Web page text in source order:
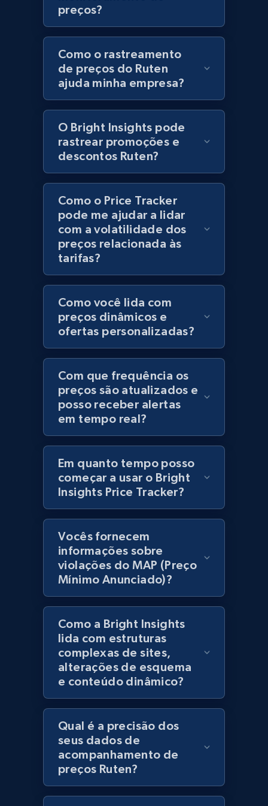
URL, Product id, Title, Product description,
Rating, Reviews count, Initial price, Discount,
and more.
1.3K+ 175+ Comece agora
Zara - Products
Category id, Product id, Product name, Price,
Currency, Colour code, Colour, Description, and
more.
Comece agora
Category id, Product id, Product name, Price,
Currency, Colour code, Colour, Description, and
1.2K+ 208+ Comece agora
Best Buy products
URL, Product id, Title, Images, Final price,
Currency, Discount, Initial price, and more.
1.1K+ 149+ Comece agora
products using specified keywords
URL, Product id, Title, Images, Final price,
Currency, Discount, Initial price, and more.
1.1K+ 149+ Comece agora
Lazada - Products
URL, Title, Rating, Reviews, Initial price, Final
price, Currency, Stock, and more.
991+ 165+ Comece agora
Lazada - Products - Discover products by
keyword
preços?
Como o rastreamento
de preços do Ruten
ajuda minha empresa?
O Bright Insights pode
rastrear promoções e
descontos Ruten?
Como o Price Tracker
pode me ajudar a lidar
com a volatilidade dos
preços relacionada às
tarifas?
Como você lida com
preços dinâmicos e
ofertas personalizadas?
Com que frequência os
preços são atualizados e
posso receber alertas
em tempo real?
Em quanto tempo posso
começar a usar o Bright
Insights Price Tracker?
Vocês fornecem
informações sobre
violações do MAP (Preço
Mínimo Anunciado)?
Como a Bright Insights
lida com estruturas
complexas de sites,
alterações de esquema
e conteúdo dinâmico?
Qual é a precisão dos
seus dados de
acompanhamento de
preços Ruten?